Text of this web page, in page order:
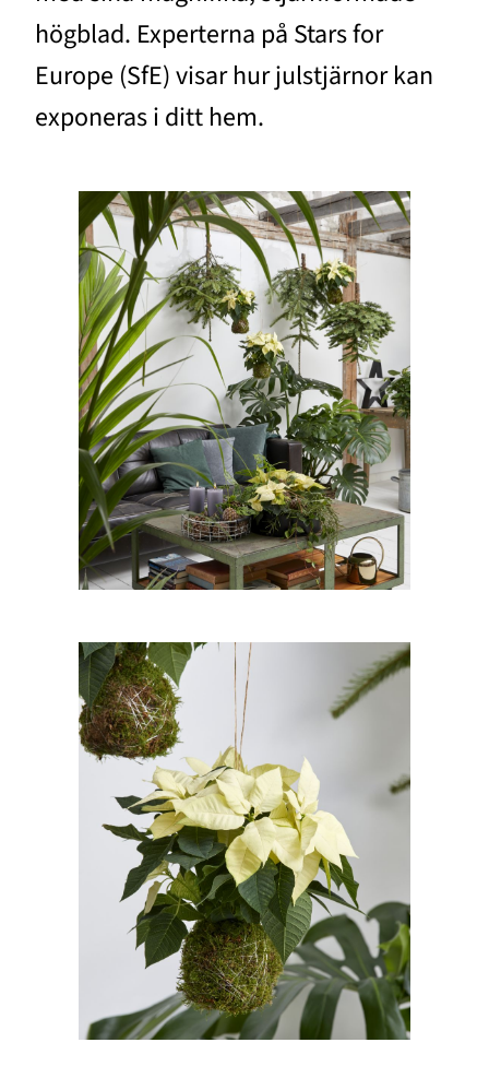
högblad. Experterna på Stars for
Europe (SfE) visar hur julstjärnor kan
exponeras i ditt hem.